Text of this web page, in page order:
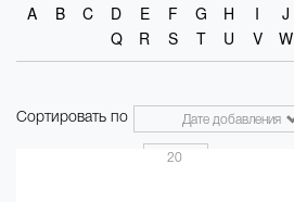
A
B C D E F G H I J
Q
R S T U V W
Сортировать по Дате добавления
20